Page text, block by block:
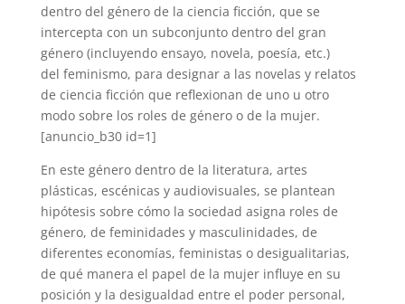
dentro del género de la ciencia ficción, que se
intercepta con un subconjunto dentro del gran
género (incluyendo ensayo, novela, poesía, etc.)
del feminismo, para designar a las novelas y relatos
de ciencia ficción que reflexionan de uno u otro
modo sobre los roles de género o de la mujer.
[anuncio_b30 id=1]
En este género dentro de la literatura, artes
plásticas, escénicas y audiovisuales, se plantean
hipótesis sobre cómo la sociedad asigna roles de
género, de feminidades y masculinidades, de
diferentes economías, feministas o desigualitarias,
de qué manera el papel de la mujer influye en su
posición y la desigualdad entre el poder personal,